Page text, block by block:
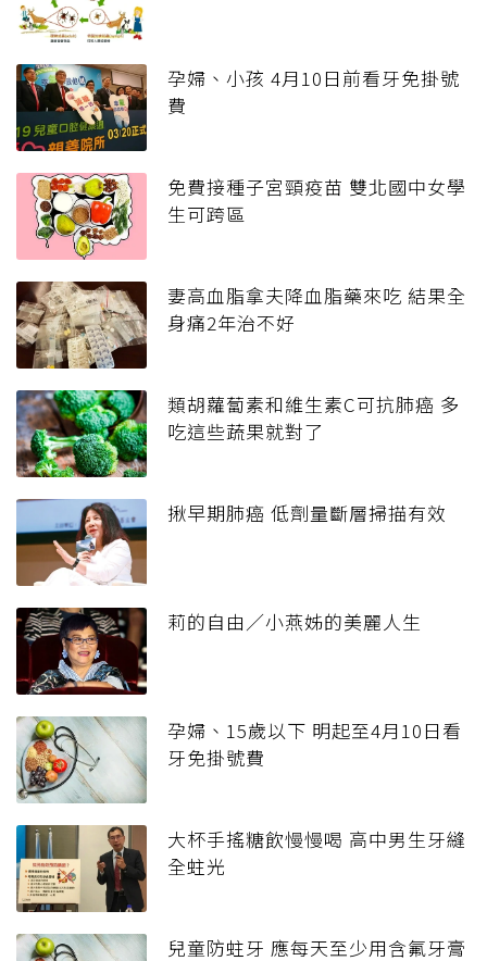
孕婦、小孩 4月10日前看牙免掛號
費
免費接種子宮頸疫苗 雙北國中女學
生可跨區
妻高血脂拿夫降血脂藥來吃 結果全
身痛2年治不好
類胡蘿蔔素和維生素C可抗肺癌 多
吃這些蔬果就對了
揪早期肺癌 低劑量斷層掃描有效
莉的自由／小燕姊的美麗人生
孕婦、15歲以下 明起至4月10日看
牙免掛號費
大杯手搖糖飲慢慢喝 高中男生牙縫
全蛀光
兒童防蛀牙 應每天至少用含氟牙膏